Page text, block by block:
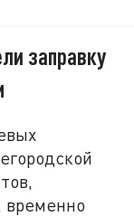
заправку
временно